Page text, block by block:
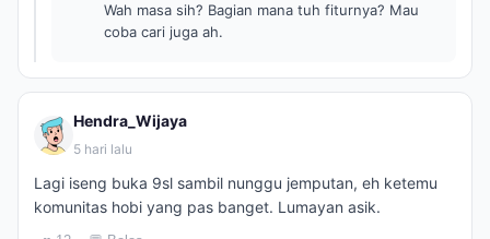
Wah masa sih? Bagian mana tuh fiturnya? Mau
coba cari juga ah.
Hendra_Wijaya
5 hari lalu
Lagi iseng buka 9sl sambil nunggu jemputan, eh ketemu
komunitas hobi yang pas banget. Lumayan asik.